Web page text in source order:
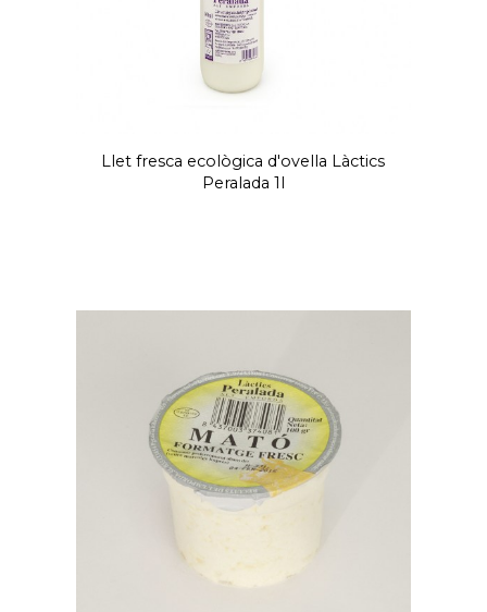
Llet fresca ecològica d'ovella Làctics
Peralada 1l